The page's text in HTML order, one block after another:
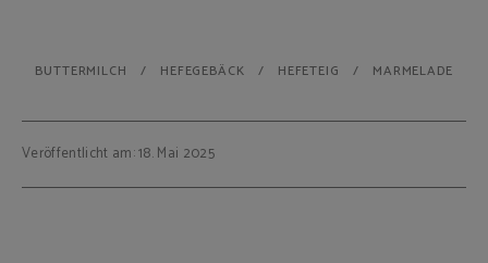
BUTTERMILCH HEFEGEBÄCK HEFETEIG MARMELADE
Veröffentlicht am: 18. Mai 2025